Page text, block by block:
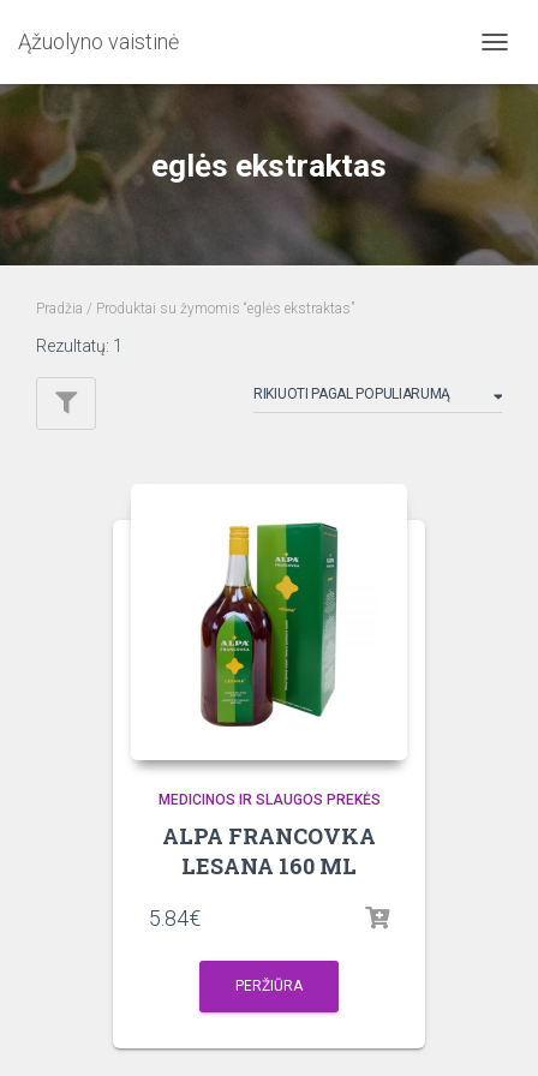
Ąžuolyno vaistinė
eglės ekstraktas
Pradžia / Produktai su žymomis “eglės ekstraktas”
Rezultatų: 1
MEDICINOS IR SLAUGOS PREKĖS
ALPA FRANCOVKA
LESANA 160 ML
5.84€
PERŽIŪRA